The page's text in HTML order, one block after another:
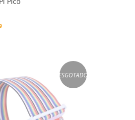
ESGOTADO